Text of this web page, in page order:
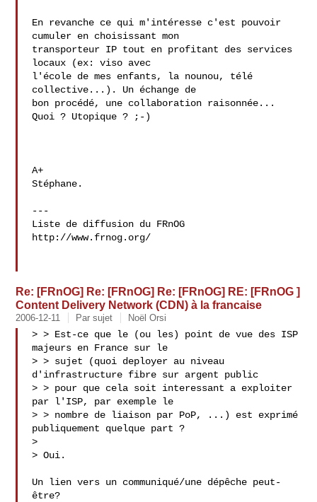
En revanche ce qui m'intéresse c'est pouvoir
cumuler en choisissant mon
transporteur IP tout en profitant des services
locaux (ex: viso avec
l'école de mes enfants, la nounou, télé
collective...). Un échange de
bon procédé, une collaboration raisonnée...
Quoi ? Utopique ? ;-)
A+
Stéphane.
---
Liste de diffusion du FRnOG
http://www.frnog.org/
Re: [FRnOG] Re: [FRnOG] Re: [FRnOG] RE: [FRnOG ]
Content Delivery Network (CDN) à la francaise
2006-12-11 Par sujet Noël Orsi
> > Est-ce que le (ou les) point de vue des ISP
majeurs en France sur le
> > sujet (quoi deployer au niveau
d'infrastructure fibre sur argent public
> > pour que cela soit interessant a exploiter
par l'ISP, par exemple le
> > nombre de liaison par PoP, ...) est exprimé
publiquement quelque part ?
>
> Oui.
Un lien vers un communiqué/une dépêche peut-
être?